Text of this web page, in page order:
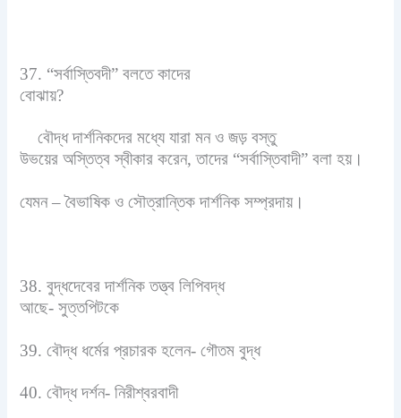
37. “সর্বাস্তিবদী” বলতে কাদের
বোঝায়?
বৌদ্ধ দার্শনিকদের মধ্যে যারা মন ও জড় বস্তু
উভয়ের অস্তিত্ব স্বীকার করেন, তাদের “সর্বাস্তিবাদী” বলা হয়।
যেমন – বৈভাষিক ও সৌত্রান্তিক দার্শনিক সম্প্রদায়।
38. বুদ্ধদেবের দার্শনিক তত্ত্ব লিপিবদ্ধ
আছে- সুত্তপিটকে
39. বৌদ্ধ ধর্মের প্রচারক হলেন- গৌতম বুদ্ধ
40. বৌদ্ধ‌ দর্শন- নিরীশ্বরবাদী